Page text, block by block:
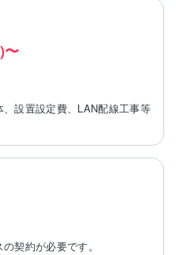
〜
設置設定費、LAN配線工事等
契約が必要です。